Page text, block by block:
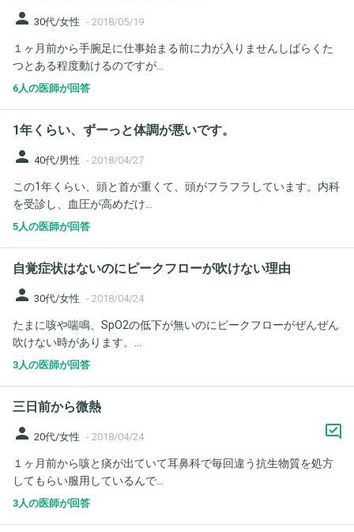
person 30代/女性 - 2018/05/19
１ヶ月前から手腕足に仕事始まる前に力が入りませんしばらくた
つとある程度動けるのですが...
6人の医師が回答
1年くらい、ずーっと体調が悪いです。
person 40代/男性 - 2018/04/27
この1年くらい、頭と首が重くて、頭がフラフラしています。内科
を受診し、血圧が高めだけ...
5人の医師が回答
自覚症状はないのにピークフローが吹けない理由
person 30代/女性 - 2018/04/24
たまに咳や喘鳴、SpO2の低下が無いのにピークフローがぜんぜん
吹けない時があります。...
3人の医師が回答
三日前から微熱
person 20代/女性 - 2018/04/24
１ヶ月前から咳と痰が出ていて耳鼻科で毎回違う抗生物質を処方
してもらい服用しているんで...
3人の医師が回答